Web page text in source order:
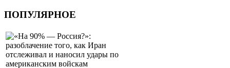
ПОПУЛЯРНОЕ